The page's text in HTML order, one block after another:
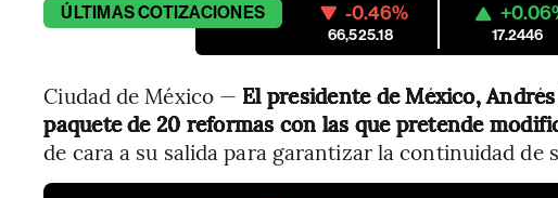
ÚLTIMASCOTIZACIONES -0.46%
66,525.18 17.2446
Ciudad de México — El presidente de México,
paquete de 20 reformas con las que pretende
de cara a su salida para garantizar la continuidad de